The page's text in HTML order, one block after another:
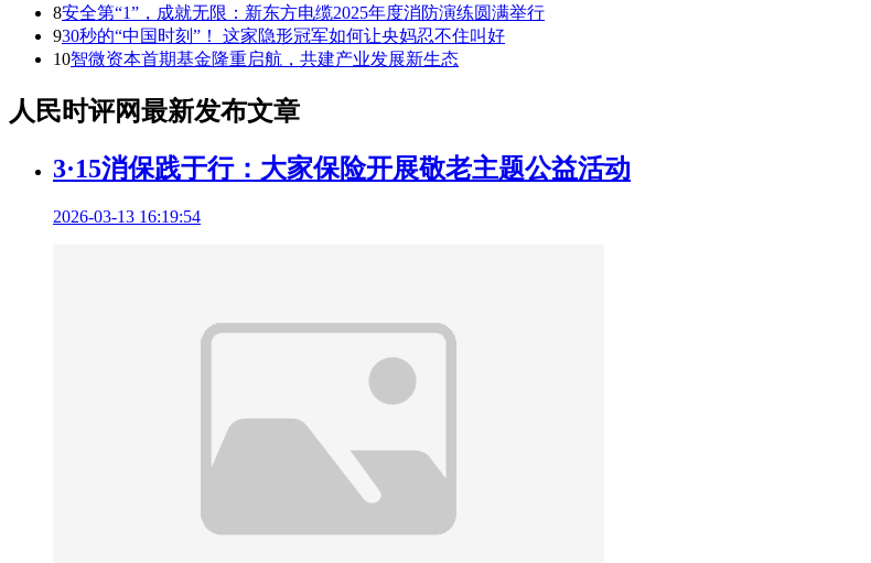
8安全第“1”，成就无限：新东方电缆2025年度消防演练圆满举行
930秒的“中国时刻”！ 这家隐形冠军如何让央妈忍不住叫好
10智微资本首期基金隆重启航，共建产业发展新生态
人民时评网最新发布文章
3·15消保践于行：大家保险开展敬老主题公益活动
2026-03-13 16:19:54